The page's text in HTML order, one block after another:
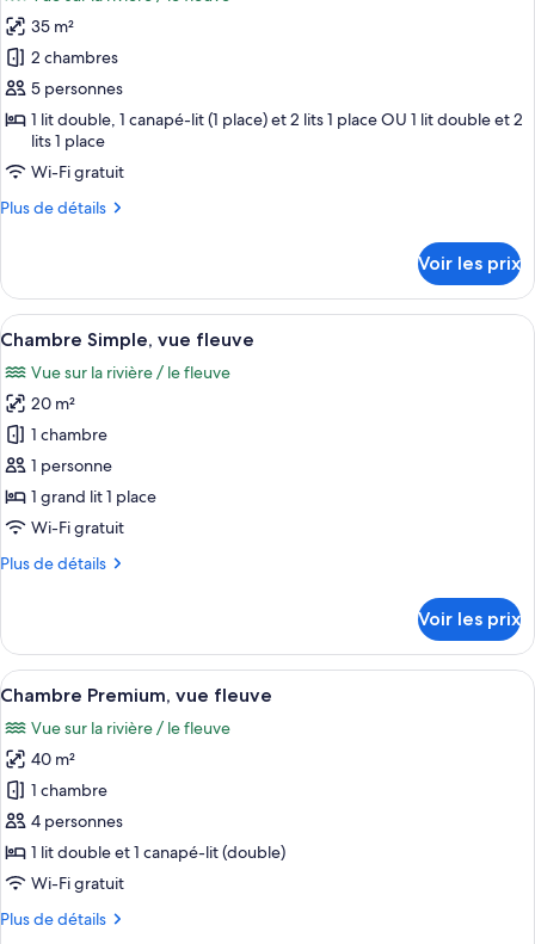
Junior
photos
pour
ce
type
chambre :
Chambre
chambres,
vue
fleuve
35 m²
2 chambres
5 personnes
1 lit double, 1 canapé-lit (1 place) et 2 lits 1 place OU 1 lit double et 2
lits 1 place
Wi-Fi gratuit
Plus de détails
Plus
le
type
de
Chambre
Familiale,
2
chambres,
vue
fleuve
Voir les prix
Afficher
toutes
les
photos
pour
ce
type
de
chambre :
Chambre
fleuve
Une chambre d’hôtel avec un
7
Chambre Simple, vue fleuve
Vue sur la rivière / le fleuve
20 m²
1 chambre
1 personne
1 grand lit 1 place
Wi-Fi gratuit
Plus de détails
Plus
le
type
de
Chambre
Simple,
vue
fleuve
Voir les prix
Afficher
toutes
les
photos
pour
ce
type
de
chambre :
Chambre
Une chambre d’hôtel moderne
5
Chambre Premium, vue fleuve
Vue sur la rivière / le fleuve
40 m²
1 chambre
4 personnes
1 lit double et 1 canapé-lit (double)
Wi-Fi gratuit
Plus de détails
Plus